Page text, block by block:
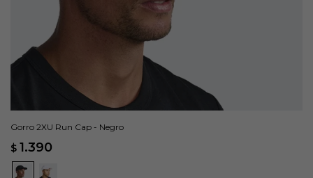
Gorro 2XU Run Cap - Negro
$ 1.390